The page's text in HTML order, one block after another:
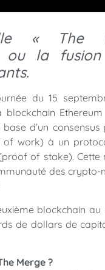
« The
ou la
du 15
d’un
work) à un
of stake).
des crypto-
blockchain au
de dollars de
Merge ?